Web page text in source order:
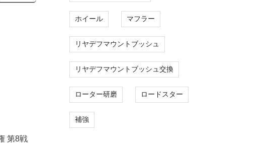
第8戦
ホイール マフラー
リヤデフマウントブッシュ
リヤデフマウントブッシュ交換
ローター研磨 ロードスター
補強